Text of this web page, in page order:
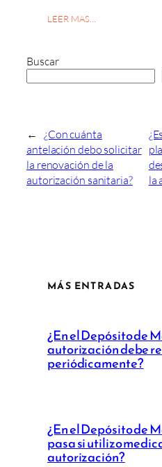
LEER MAS…
Buscar
←
¿Con cuánta
antelación debo solicitar
la renovación de la
autorización sanitaria?
la
MÁS ENTRADAS
¿En el Depósito de
autorización debe
periódicamente?
¿En el Depósito de
pasa si utilizo
autorización?